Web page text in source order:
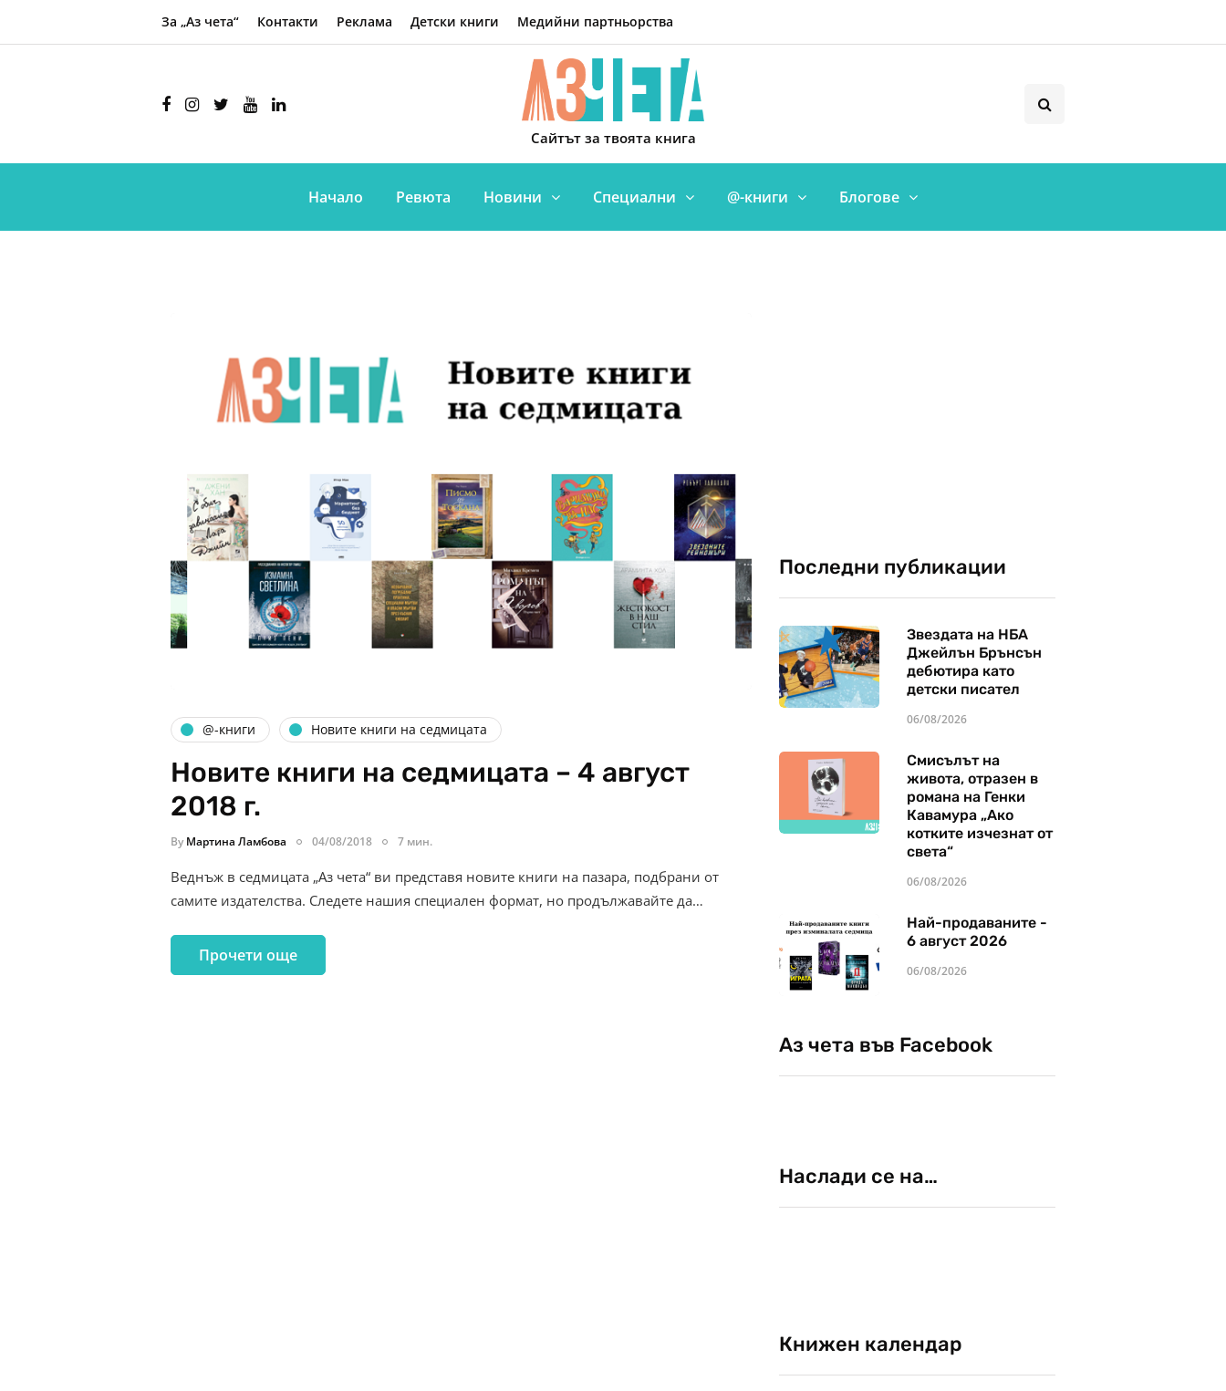
За „Аз чета“ Контакти Реклама Детски книги Медийни партньорства
Сайтът за твоята книга
Начало Ревюта Новини Специални @-книги Блогове
@-книги Новите книги на седмицата
Новите книги на седмицата – 4 август
2018 г.
By Мартина Ламбова 04/08/2018 7 мин.
Веднъж в седмицата „Аз чета“ ви представя новите книги на пазара, подбрани от
самите издателства. Следете нашия специален формат, но продължавайте да…
Прочети още
Последни публикации
Звездата на НБА
Джейлън Брънсън
дебютира като
детски писател
06/08/2026
Смисълът на
живота, отразен в
романа на Генки
Кавамура „Ако
котките изчезнат от
света“
06/08/2026
Най-продаваните -
6 август 2026
06/08/2026
Аз чета във Facebook
Наслади се на…
Книжен календар